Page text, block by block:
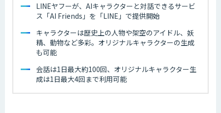
LINEヤフーが、AIキャラクターと対話できるサービ
ス「AI Friends」を「LINE」で提供開始
キャラクターは歴史上の人物や架空のアイドル、妖
精、動物など多彩。オリジナルキャラクターの生成
も可能
会話は1日最大約100回、オリジナルキャラクター生
成は1日最大4回まで利用可能